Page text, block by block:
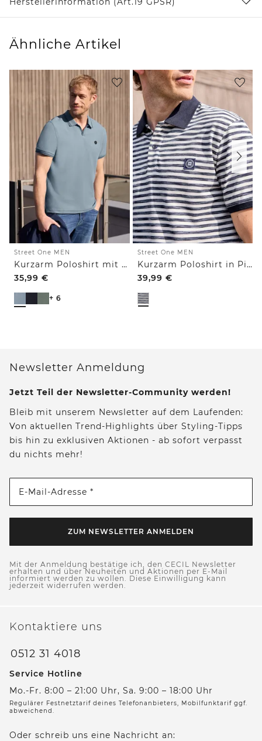
Ähnliche Artikel
Street One MEN
Kurzarm Poloshirt mit Struktur
35,99 €
+ 6
Street One MEN
Kurzarm Poloshirt in Piquéstruktur
39,99 €
Newsletter Anmeldung
Jetzt Teil der Newsletter-Community werden!
Bleib mit unserem Newsletter auf dem Laufenden:
Von aktuellen Trend-Highlights über Styling-Tipps
bis hin zu exklusiven Aktionen - ab sofort verpasst
du nichts mehr!
E-Mail-Adresse *
ZUM NEWSLETTER ANMELDEN
Mit der Anmeldung bestätige ich, den CECIL Newsletter
erhalten und über Neuheiten und Aktionen per E-Mail
informiert werden zu wollen. Diese Einwilligung kann
jederzeit widerrufen werden.
Kontaktiere uns
0512 31 4018
Service Hotline
Mo.-Fr. 8:00 – 21:00 Uhr, Sa. 9:00 – 18:00 Uhr
Regulärer Festnetztarif deines Telefonanbieters, Mobilfunktarif ggf.
abweichend.
Oder schreib uns eine Nachricht an: